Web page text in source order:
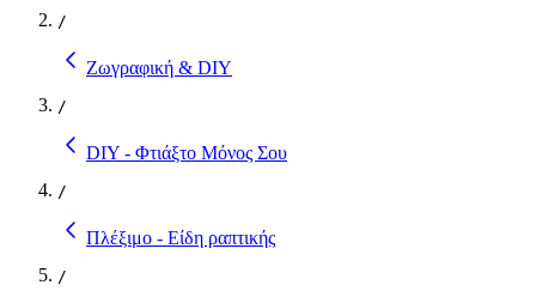
/
Ζωγραφική & DIY
/
DIY - Φτιάξτο Μόνος Σου
/
Πλέξιμο - Είδη ραπτικής
/